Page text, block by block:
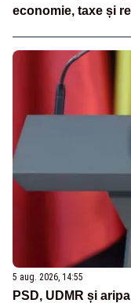
economie, taxe și
5 aug. 2026, 14:55
PSD, UDMR și